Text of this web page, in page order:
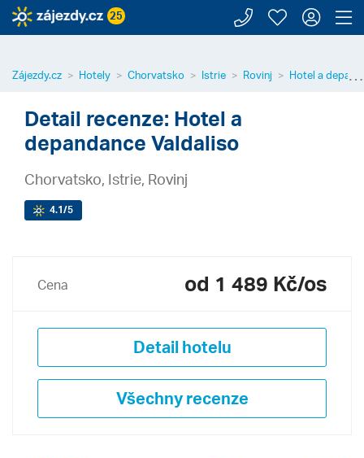
25 Zavolejte
Moje
⋯
Zájezdy.cz Hotely Chorvatsko Istrie Rovinj Hotel a
Detail recenze: Hotel a
depandance Valdaliso
Chorvatsko, Istrie, Rovinj
4.1/5
Cena od 1 489 Kč/os
Detail hotelu
Všechny recenze